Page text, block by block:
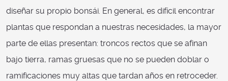
diseñar su propio bonsái. En general, es difícil encontrar
plantas que respondan a nuestras necesidades, la mayor
parte de ellas presentan: troncos rectos que se afinan
bajo tierra, ramas gruesas que no se pueden doblar o
ramificaciones muy altas que tardan años en retroceder.